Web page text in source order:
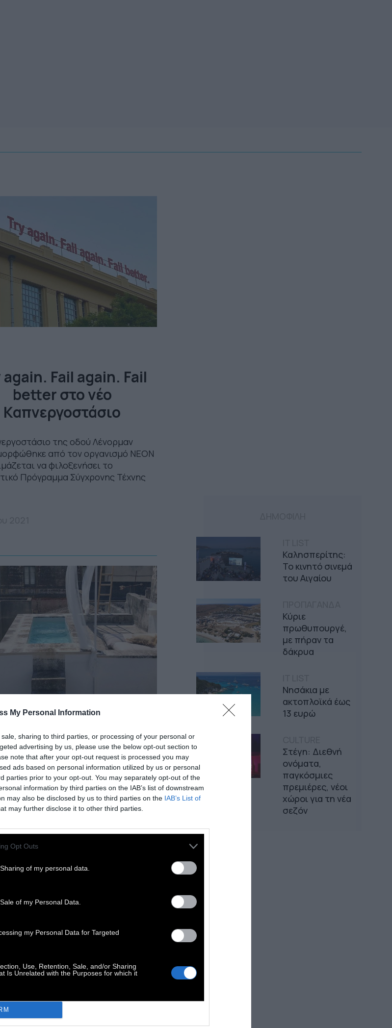
My Personal Information
sharing to third parties, or processing of your personal or
advertising by us, please use the below opt-out section to
note that after your opt-out request is processed you may
ads based on personal information utilized by us or personal
parties prior to your opt-out. You may separately opt-out of the
information by third parties on the IAB’s list of downstream
may also be disclosed by us to third parties on the IAB’s List of
may further disclose it to other third parties.
Opt Outs
of my personal data.
of my Personal Data.
my Personal Data for Targeted
Use, Retention, Sale, and/or Sharing
Is Unrelated with the Purposes for which it
Fail again. Fail
better στο νέο
Καπνεργοστάσιο
της οδού Λένορμαν
από τον οργανισμό ΝΕΟΝ
να φιλοξενήσει το
Πρόγραμμα Σύγχρονης Τέχνης
στην ταράτσα ή
είσαι με ότι έχεις
ιταλικό σπίτι 200 ετών
και μας βάζει ιδέες
2021
Καλησπερίτης:
Το κινητό σινεμά
του Αιγαίου
Κύριε
πρωθυπουργέ,
με πήραν τα
δάκρυα
Νησάκια με
ακτοπλοϊκά έως
13 ευρώ
Στέγη: Διεθνή
ονόματα,
παγκόσμιες
πρεμιέρες, νέοι
χώροι για τη νέα
σεζόν